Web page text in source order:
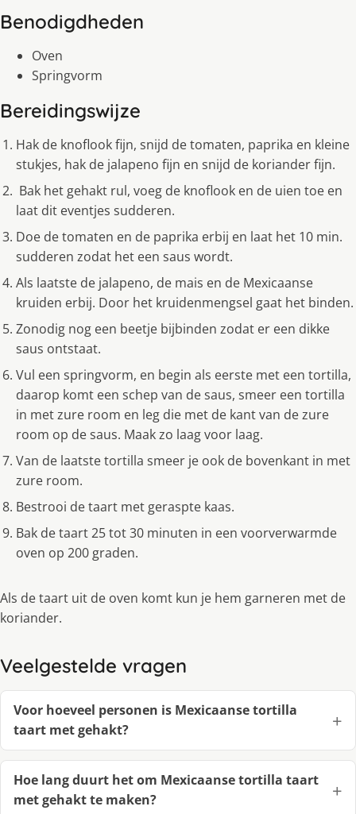
Benodigdheden
Oven
Springvorm
Bereidingswijze
Hak de knoflook fijn, snijd de tomaten, paprika en kleine
stukjes, hak de jalapeno fijn en snijd de koriander fijn.
Bak het gehakt rul, voeg de knoflook en de uien toe en
laat dit eventjes sudderen.
Doe de tomaten en de paprika erbij en laat het 10 min.
sudderen zodat het een saus wordt.
Als laatste de jalapeno, de mais en de Mexicaanse
kruiden erbij. Door het kruidenmengsel gaat het binden.
Zonodig nog een beetje bijbinden zodat er een dikke
saus ontstaat.
Vul een springvorm, en begin als eerste met een tortilla,
daarop komt een schep van de saus, smeer een tortilla
in met zure room en leg die met de kant van de zure
room op de saus. Maak zo laag voor laag.
Van de laatste tortilla smeer je ook de bovenkant in met
zure room.
Bestrooi de taart met geraspte kaas.
Bak de taart 25 tot 30 minuten in een voorverwarmde
oven op 200 graden.
Als de taart uit de oven komt kun je hem garneren met de
koriander.
Veelgestelde vragen
Voor hoeveel personen is Mexicaanse tortilla
taart met gehakt?
Hoe lang duurt het om Mexicaanse tortilla taart
met gehakt te maken?